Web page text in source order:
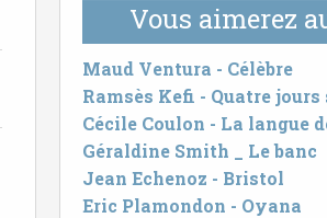
Vous aimerez
Maud Ventura - Célèbre
Géraldine Smith _ Le banc
Jean Echenoz - Bristol
Eric Plamondon - Oyana